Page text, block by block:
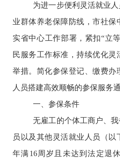
为进一步便利灵活就业
业群体养老保障防线，市社保
实省中心工作部署，紧扣“立
民服务工作标准，持续优化
举措。简化参保登记、缴费办
人员搭建高效顺畅的参保服务通
一、参保条件
无雇工的个体工商户、
员以及其他灵活就业人员（以
年满16周岁且未达到法定退